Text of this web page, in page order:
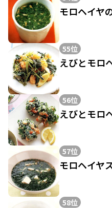
モロヘイヤ
55位
えびとモロ
56位
えびとモロ
57位
モロヘイヤ
58位